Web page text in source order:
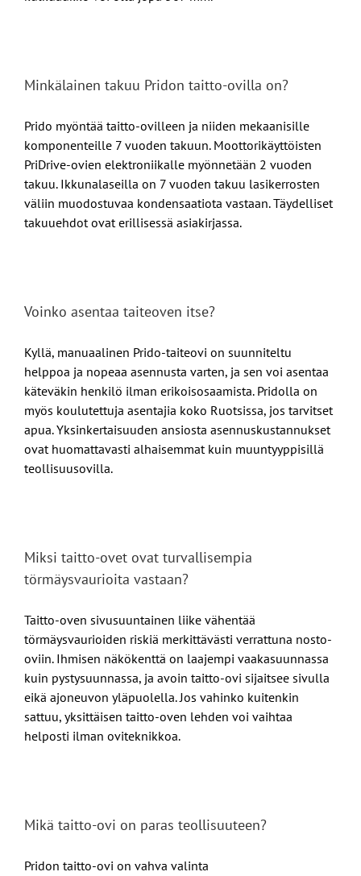
Minkälainen takuu Pridon taitto-ovilla on?
Prido myöntää taitto-ovilleen ja niiden mekaanisille
komponenteille 7 vuoden takuun. Moottorikäyttöisten
PriDrive-ovien elektroniikalle myönnetään 2 vuoden
takuu. Ikkunalaseilla on 7 vuoden takuu lasikerrosten
väliin muodostuvaa kondensaatiota vastaan. Täydelliset
takuuehdot ovat erillisessä asiakirjassa.
Voinko asentaa taiteoven itse?
Kyllä, manuaalinen Prido-taiteovi on suunniteltu
helppoa ja nopeaa asennusta varten, ja sen voi asentaa
käteväkin henkilö ilman erikoisosaamista. Pridolla on
myös koulutettuja asentajia koko Ruotsissa, jos tarvitset
apua. Yksinkertaisuuden ansiosta asennuskustannukset
ovat huomattavasti alhaisemmat kuin muuntyyppisillä
teollisuusovilla.
Miksi taitto-ovet ovat turvallisempia
törmäysvaurioita vastaan?
Taitto-oven sivusuuntainen liike vähentää
törmäysvaurioiden riskiä merkittävästi verrattuna nosto-
oviin. Ihmisen näkökenttä on laajempi vaakasuunnassa
kuin pystysuunnassa, ja avoin taitto-ovi sijaitsee sivulla
eikä ajoneuvon yläpuolella. Jos vahinko kuitenkin
sattuu, yksittäisen taitto-oven lehden voi vaihtaa
helposti ilman oviteknikkoa.
Mikä taitto-ovi on paras teollisuuteen?
Pridon taitto-ovi on vahva valinta